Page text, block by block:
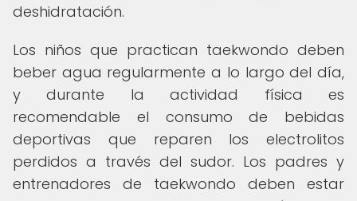
deshidratación.
Los niños que practican taekwondo deben
beber agua regularmente a lo largo del día,
y durante la actividad física es
recomendable el consumo de bebidas
deportivas que reparen los electrolitos
perdidos a través del sudor. Los padres y
entrenadores de taekwondo deben estar